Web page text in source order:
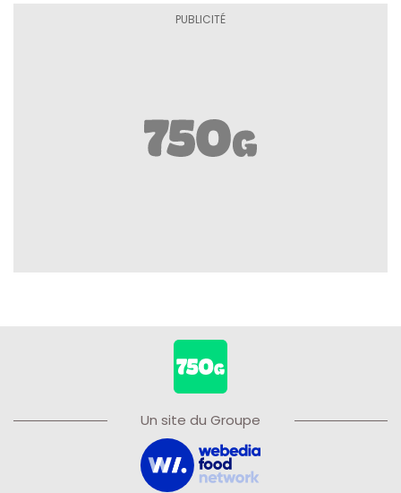
Un site du Groupe